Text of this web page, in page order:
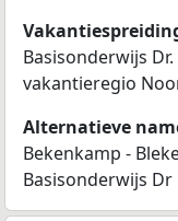
Basisonderwijs
vakantieregio
Alternatieve
Bekenkamp -
Basisonderwijs Dr